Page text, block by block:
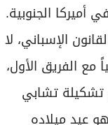
الجنوبية.
الإسباني، لا
مع الفريق الأول،
تشكيلة تشابي
وهو عيد ميلاده